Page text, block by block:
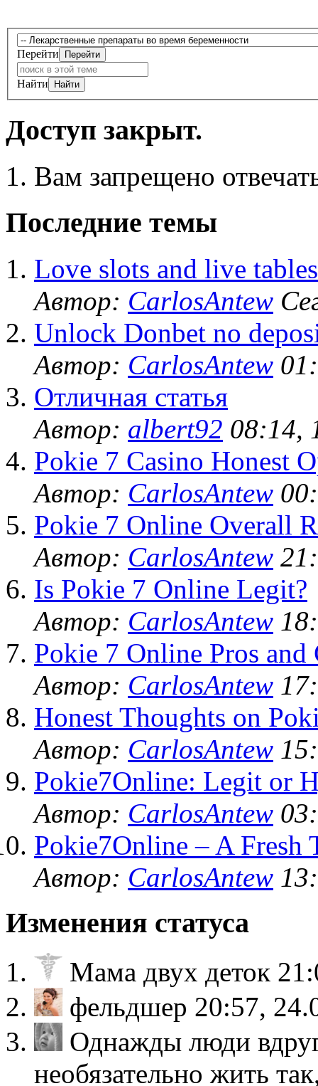
Перейти
Найти
Доступ закрыт.
Вам запрещено
Последние темы
Love slots and live
Автор: CarlosAntew
Unlock Donbet no
Автор: CarlosAntew
Отличная статья
Автор: albert92 08:14,
Pokie 7 Casino Honest
Автор: CarlosAntew
Pokie 7 Online Overall
Автор: CarlosAntew
Is Pokie 7 Online Legit?
Автор: CarlosAntew
Pokie 7 Online Pros and
Автор: CarlosAntew
Honest Thoughts on
Автор: CarlosAntew
Pokie7Online: Legit or
Автор: CarlosAntew
Pokie7Online – A Fresh
Автор: CarlosAntew
Изменения статуса
Мама двух деток
фельдшер 20:57,
Однажды люди
необязательно жить